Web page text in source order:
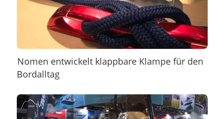
Nomen entwickelt klappbare Klampe für den
Bordalltag